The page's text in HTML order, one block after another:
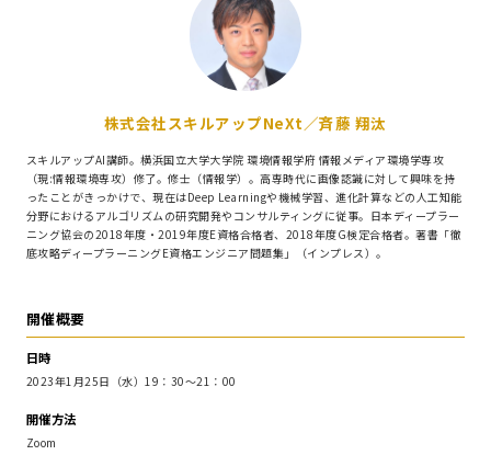
株式会社スキルアップNeXt／斉藤 翔汰
スキルアップAI講師。横浜国立大学大学院 環境情報学府 情報メディア環境学専攻
（現:情報環境専攻）修了。修士（情報学）。高専時代に画像認識に対して興味を持
ったことがきっかけで、現在はDeep Learningや機械学習、進化計算などの人工知能
分野におけるアルゴリズムの研究開発やコンサルティングに従事。日本ディープラー
ニング協会の2018年度・2019年度E資格合格者、2018年度G検定合格者。著書「徹
底攻略ディープラーニングE資格エンジニア問題集」（インプレス）。
開催概要
日時
2023年1月25日（水）19：30～21：00
開催方法
Zoom